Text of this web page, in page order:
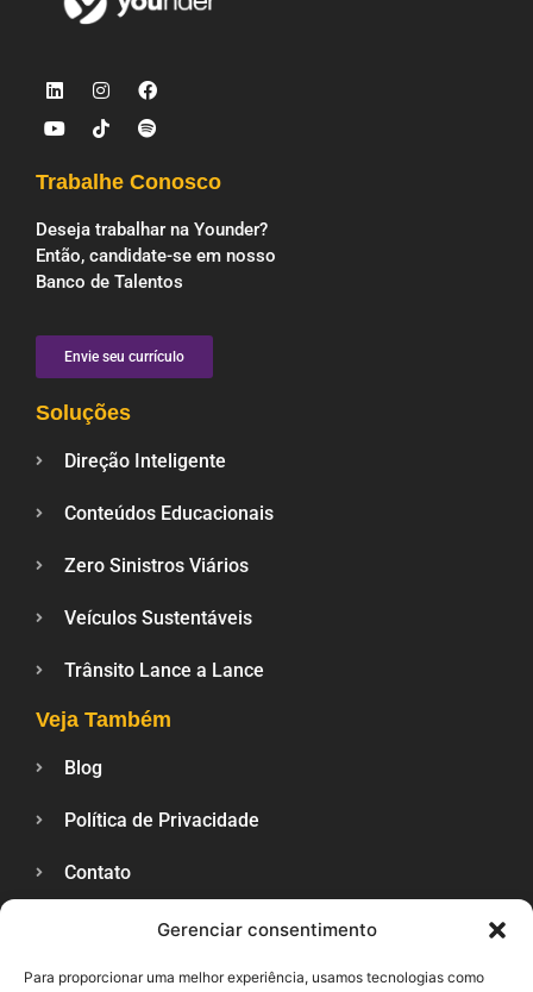
Gerenciar consentimento
Para proporcionar uma melhor experiência, usamos tecnologias como
Trabalhe Conosco
Deseja trabalhar na Younder?
Então, candidate-se em nosso
Banco de Talentos
Envie seu currículo
Soluções
Direção Inteligente
Conteúdos Educacionais
Zero Sinistros Viários
Veículos Sustentáveis
Trânsito Lance a Lance
Veja Também
Blog
Política de Privacidade
Contato
SUPORTE